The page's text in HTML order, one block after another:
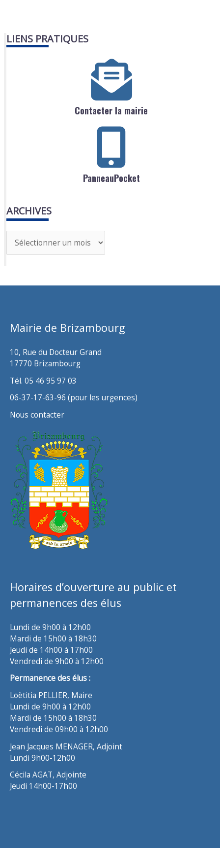
LIENS PRATIQUES
Contacter la mairie
PanneauPocket
ARCHIVES
r
h
Mairie de Brizambourg
10, Rue du Docteur Grand
17770 Brizambourg
Tél. 05 46 95 97 03
06-37-17-63-96 (pour les urgences)
Nous contacter
Horaires d’ouverture au public et
permanences des élus
Lundi de 9h00 à 12h00
Mardi de 15h00 à 18h30
Jeudi de 14h00 à 17h00
Vendredi de 9h00 à 12h00
Permanence des élus :
Loëtitia PELLIER, Maire
Lundi de 9h00 à 12h00
Mardi de 15h00 à 18h30
Vendredi de 09h00 à 12h00
Jean Jacques MENAGER, Adjoint
Lundi 9h00-12h00
Cécila AGAT, Adjointe
Jeudi 14h00-17h00